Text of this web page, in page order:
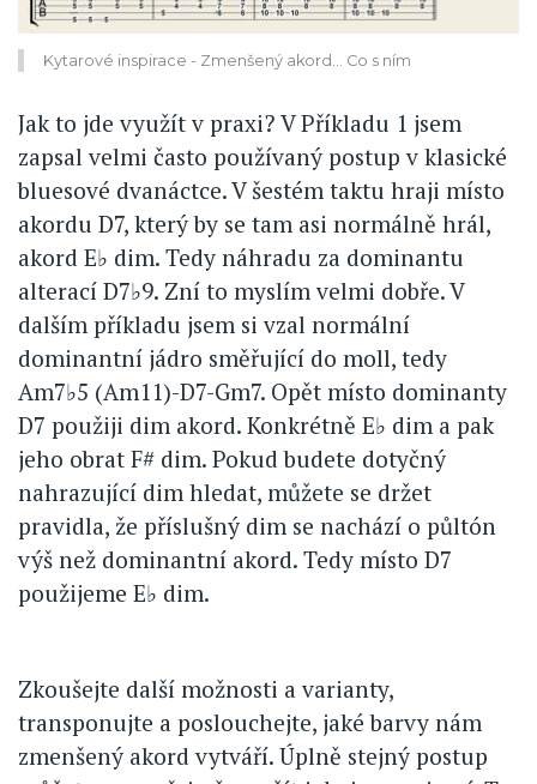
Kytarové inspirace - Zmenšený akord… Co s ním
Jak to jde využít v praxi? V Příkladu 1 jsem
zapsal velmi často používaný postup v klasické
bluesové dvanáctce. V šestém taktu hraji místo
akordu D7, který by se tam asi normálně hrál,
akord E♭ dim. Tedy náhradu za dominantu
alterací D7♭9. Zní to myslím velmi dobře. V
dalším příkladu jsem si vzal normální
dominantní jádro směřující do moll, tedy
Am7♭5 (Am11)-D7-Gm7. Opět místo dominanty
D7 použiji dim akord. Konkrétně E♭ dim a pak
jeho obrat F# dim. Pokud budete dotyčný
nahrazující dim hledat, můžete se držet
pravidla, že příslušný dim se nachází o půltón
výš než dominantní akord. Tedy místo D7
použijeme E♭ dim.
Zkoušejte další možnosti a varianty,
transponujte a poslouchejte, jaké barvy nám
zmenšený akord vytváří. Úplně stejný postup